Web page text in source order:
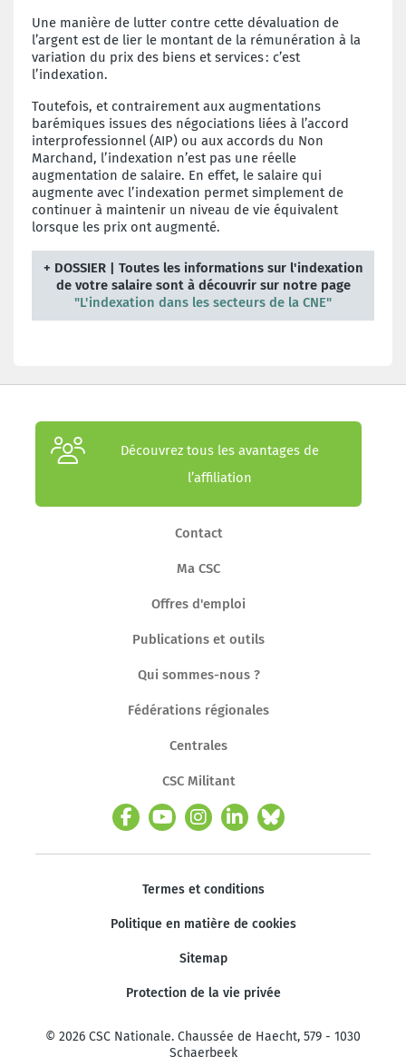
Une manière de lutter contre cette dévaluation de
l’argent est de lier le montant de la rémunération à la
variation du prix des biens et services : c’est
l’indexation.
Toutefois, et contrairement aux augmentations
barémiques issues des négociations liées à l’accord
interprofessionnel (AIP) ou aux accords du Non
Marchand, l’indexation n’est pas une réelle
augmentation de salaire. En effet, le salaire qui
augmente avec l’indexation permet simplement de
continuer à maintenir un niveau de vie équivalent
lorsque les prix ont augmenté.
+ DOSSIER | Toutes les informations sur l'indexation
de votre salaire sont à découvrir sur notre page
"L'indexation dans les secteurs de la CNE"
Découvrez tous les avantages de
l’affiliation
Contact
Ma CSC
Offres d'emploi
Publications et outils
Qui sommes-nous ?
Fédérations régionales
Centrales
CSC Militant
Termes et conditions
Politique en matière de cookies
Sitemap
Protection de la vie privée
© 2026 CSC Nationale. Chaussée de Haecht, 579 - 1030
Schaerbeek